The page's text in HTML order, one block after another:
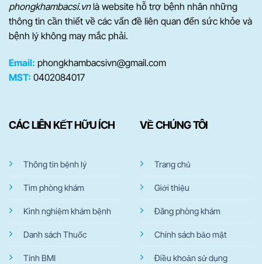
phongkhambacsi.vnlà website hỗ trợ bệnh nhân những
thông tin cần thiết về các vấn đề liên quan đến sức khỏe và
bệnh lý không may mắc phải.
Email: phongkhambacsivn@gmail.com
MST: 0402084017
CÁC LIÊN KẾT HỮU ÍCH
Thông tin bệnh lý
Tìm phòng khám
Kinh nghiệm khám bệnh
Danh sách Thuốc
Tính BMI
VỀ CHÚNG TÔI
Trang chủ
Giới thiệu
Đăng phòng khám
Chính sách bảo mật
Điều khoản sử dụng